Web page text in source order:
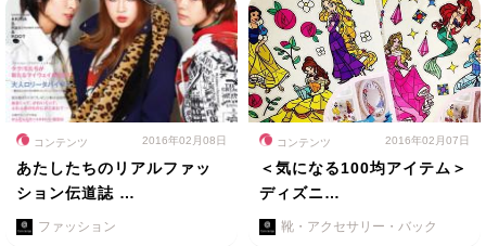
コンテンツ 2016年02月08日
あたしたちのリアルファッ
ション伝道誌 …
ファッション
コンテンツ 2016年02月07日
＜気になる100均アイテム＞
ディズニ…
靴・アクセサリー・バック